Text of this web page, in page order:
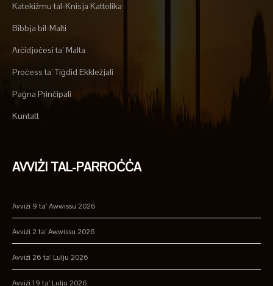
Katekiżmu tal-Knisja Kattolika
Bibbja bil-Malti
Arċidjoċesi ta’ Malta
Proċess ta’ Tiġdid Ekkleżjali
Paġna Prinċipali
Kuntatt
AVVIŻI TAL-PARROĊĊA
Avviżi 9 ta’ Awwissu 2026
Avviżi 2 ta’ Awwissu 2026
Avviżi 26 ta’ Lulju 2026
Avviżi 19 ta’ Lulju 2026